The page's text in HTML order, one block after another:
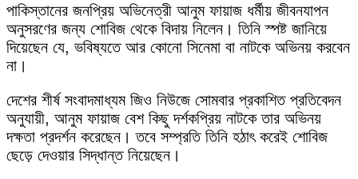
পাকিস্তানের জনপ্রিয় অভিনেত্রী আনুম ফায়াজ ধর্মীয় জীবনযাপন
অনুসরণের জন্য শোবিজ থেকে বিদায় নিলেন। তিনি স্পষ্ট জানিয়ে
দিয়েছেন যে, ভবিষ্যতে আর কোনো সিনেমা বা নাটকে অভিনয় করবেন
না।
দেশের শীর্ষ সংবাদমাধ্যম জিও নিউজে সোমবার প্রকাশিত প্রতিবেদন
অনুযায়ী, আনুম ফায়াজ বেশ কিছু দর্শকপ্রিয় নাটকে তার অভিনয়
দক্ষতা প্রদর্শন করেছেন। তবে সম্প্রতি তিনি হঠাৎ করেই শোবিজ
ছেড়ে দেওয়ার সিদ্ধান্ত নিয়েছেন।